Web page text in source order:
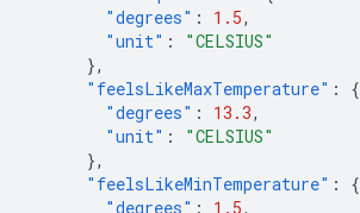
"degrees" : 1.5,
"unit" :
"CELSIUS"
},
"feelsLikeMaxTemperature" :
{
"degrees" : 13.3,
"unit" :
"CELSIUS"
},
"feelsLikeMinTemperature" :
{
"degrees" : 1.5,